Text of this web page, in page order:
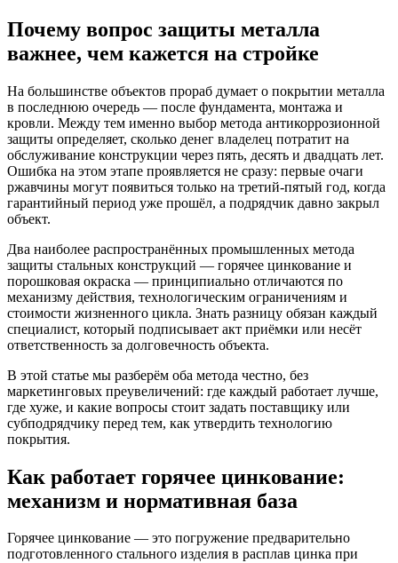
Почему вопрос защиты металла
важнее, чем кажется на стройке
На большинстве объектов прораб думает о покрытии металла
в последнюю очередь — после фундамента, монтажа и
кровли. Между тем именно выбор метода антикоррозионной
защиты определяет, сколько денег владелец потратит на
обслуживание конструкции через пять, десять и двадцать лет.
Ошибка на этом этапе проявляется не сразу: первые очаги
ржавчины могут появиться только на третий-пятый год, когда
гарантийный период уже прошёл, а подрядчик давно закрыл
объект.
Два наиболее распространённых промышленных метода
защиты стальных конструкций — горячее цинкование и
порошковая окраска — принципиально отличаются по
механизму действия, технологическим ограничениям и
стоимости жизненного цикла. Знать разницу обязан каждый
специалист, который подписывает акт приёмки или несёт
ответственность за долговечность объекта.
В этой статье мы разберём оба метода честно, без
маркетинговых преувеличений: где каждый работает лучше,
где хуже, и какие вопросы стоит задать поставщику или
субподрядчику перед тем, как утвердить технологию
покрытия.
Как работает горячее цинкование:
механизм и нормативная база
Горячее цинкование — это погружение предварительно
подготовленного стального изделия в расплав цинка при